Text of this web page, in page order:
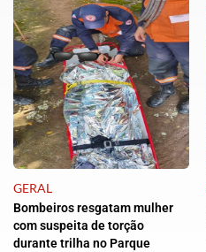
GERAL
Bombeiros resgatam mulher
com suspeita de torção
durante trilha no Parque